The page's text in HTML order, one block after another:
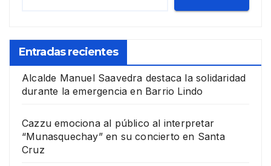
Entradas recientes
Alcalde Manuel Saavedra destaca la solidaridad
durante la emergencia en Barrio Lindo
Cazzu emociona al público al interpretar
“Munasquechay” en su concierto en Santa
Cruz